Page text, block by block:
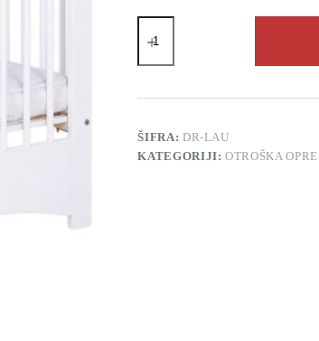
Otroška
posteljica
I
x
cm)
količina
ŠIFRA: DR-LAU
KATEGORIJI:OTROŠKA